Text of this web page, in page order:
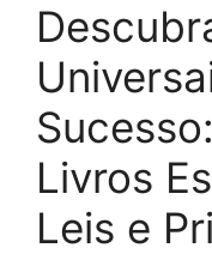
Livros
Leis e